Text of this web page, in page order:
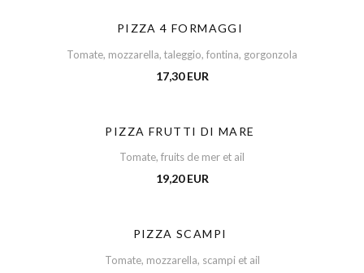
PIZZA 4 FORMAGGI
Tomate, mozzarella, taleggio, fontina, gorgonzola
17,30 EUR
PIZZA FRUTTI DI MARE
Tomate, fruits de mer et ail
19,20 EUR
PIZZA SCAMPI
Tomate, mozzarella, scampi et ail